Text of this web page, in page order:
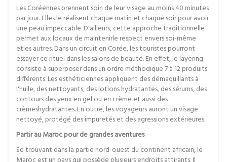
Les Coréennes prennent soin de leur visage au moins 40 minutes
par jour. Elles le réalisent chaque matin et chaque soir pour avoir
une peau impeccable. D'ailleurs, cette approche traditionnelle
permet aux locaux de maintenirle respect envers soi-même
etles autres. Dans un circuit en Corée, les touristes pourront
essayer ce rituel dans les salons de beauté. En effet, le layering
consiste à superposer dans un ordre méthodique 7 à 12 produits
différents. Les esthéticiennes appliquent des démaquillants à
l'huile, des nettoyants, des lotions hydratantes, des sérums, des
contours des yeux en gel ou en crème et aussi des
crèmeshydratantes. En outre, les voyageurs auront un visage
nettoyé, protégé des impuretés et des agressions extérieures.
Partir au Maroc pour de grandes aventures
Se trouvant dans la partie nord-ouest du continent africain, le